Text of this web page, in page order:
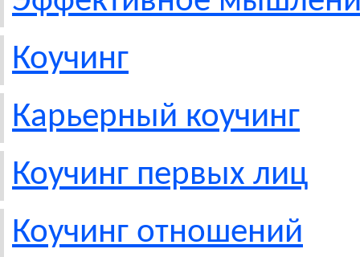
Коучинг
Карьерный коучинг
Коучинг первых лиц
Коучинг отношений